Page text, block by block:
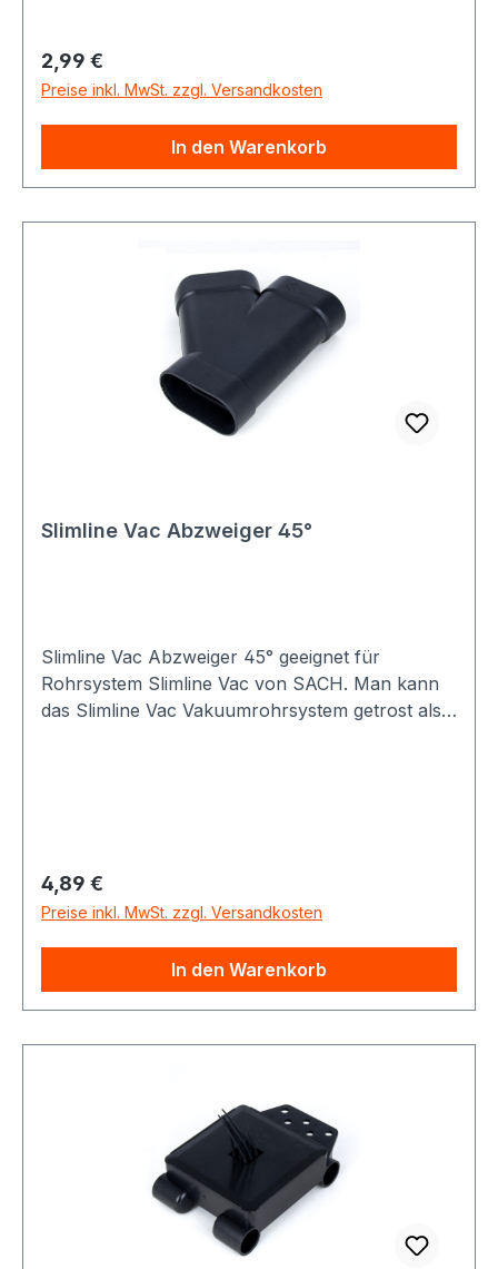
Regulärer Preis:
2,99 €
Preise inkl. MwSt. zzgl. Versandkosten
In den Warenkorb
Slimline Vac Abzweiger 45°
Slimline Vac Abzweiger 45° geeignet für
Rohrsystem Slimline Vac von SACH. Man kann
das Slimline Vac Vakuumrohrsystem getrost als
Regulärer Preis:
4,89 €
Preise inkl. MwSt. zzgl. Versandkosten
In den Warenkorb